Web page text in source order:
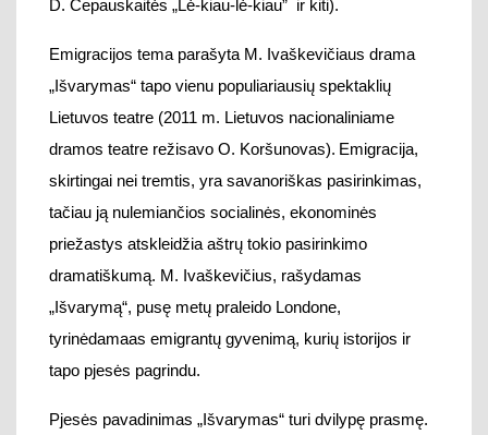
priežastys atskleidžia aštrų tokio pasirinkimo
dramatiškumą.
M. Ivaškevičius, rašydamas
„Išvarymą“, pusę metų praleid
Londone,
tyrinėdamaas emigrantų gyvenimą
, kurių istorijos
tapo pjesės pagrindu
Pjesės pavadinimas „Išvarymas“ turi dvilypę prasmę.
Žargoninisžodis„išvarom“ reškia – „išeinam,
išvykstam,išvažiuojam“. Taigi, ši pjesė yra apie savo
valia išvykusius, „išvariusius“ žmones, – jaunus,
stiprius, pasitikinčius savimi, linkusius į avantiūras.
Kita vertus, pavadinimas turi ir priešingą reikšmę, kuri
byloja apie prievartą, – tai pjesė apie išvarytus
žmones. Šioje žodžio reikšmėje slypi giluminės pjesės